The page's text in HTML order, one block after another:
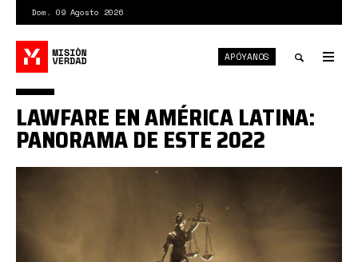
contenido
principal
Dom. 09 Agosto 2026
search
APÓYANOS
Lawfare2022
LAWFARE EN AMÉRICA LATINA:
PANORAMA DE ESTE 2022